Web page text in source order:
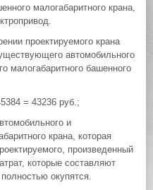
малогабаритного крана,
проектируемого крана
автомобильного
малогабаритного башенного
= 43236 руб.;
и
крана, которая
произведенный
которые составляют
окупятся.